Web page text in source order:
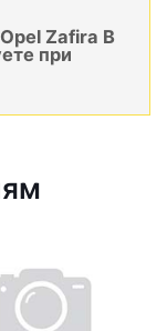
Zafira B
при